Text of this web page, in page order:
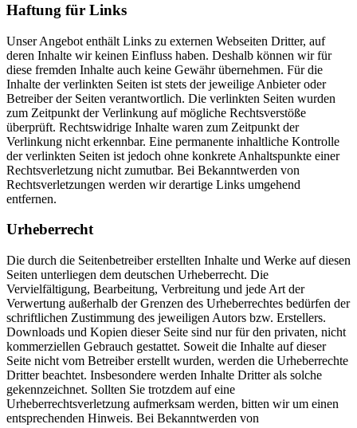
Haftung für Links
Unser Angebot enthält Links zu externen Webseiten Dritter, auf
deren Inhalte wir keinen Einfluss haben. Deshalb können wir für
diese fremden Inhalte auch keine Gewähr übernehmen. Für die
Inhalte der verlinkten Seiten ist stets der jeweilige Anbieter oder
Betreiber der Seiten verantwortlich. Die verlinkten Seiten wurden
zum Zeitpunkt der Verlinkung auf mögliche Rechtsverstöße
überprüft. Rechtswidrige Inhalte waren zum Zeitpunkt der
Verlinkung nicht erkennbar. Eine permanente inhaltliche Kontrolle
der verlinkten Seiten ist jedoch ohne konkrete Anhaltspunkte einer
Rechtsverletzung nicht zumutbar. Bei Bekanntwerden von
Rechtsverletzungen werden wir derartige Links umgehend
entfernen.
Urheberrecht
Die durch die Seitenbetreiber erstellten Inhalte und Werke auf diesen
Seiten unterliegen dem deutschen Urheberrecht. Die
Vervielfältigung, Bearbeitung, Verbreitung und jede Art der
Verwertung außerhalb der Grenzen des Urheberrechtes bedürfen der
schriftlichen Zustimmung des jeweiligen Autors bzw. Erstellers.
Downloads und Kopien dieser Seite sind nur für den privaten, nicht
kommerziellen Gebrauch gestattet. Soweit die Inhalte auf dieser
Seite nicht vom Betreiber erstellt wurden, werden die Urheberrechte
Dritter beachtet. Insbesondere werden Inhalte Dritter als solche
gekennzeichnet. Sollten Sie trotzdem auf eine
Urheberrechtsverletzung aufmerksam werden, bitten wir um einen
entsprechenden Hinweis. Bei Bekanntwerden von